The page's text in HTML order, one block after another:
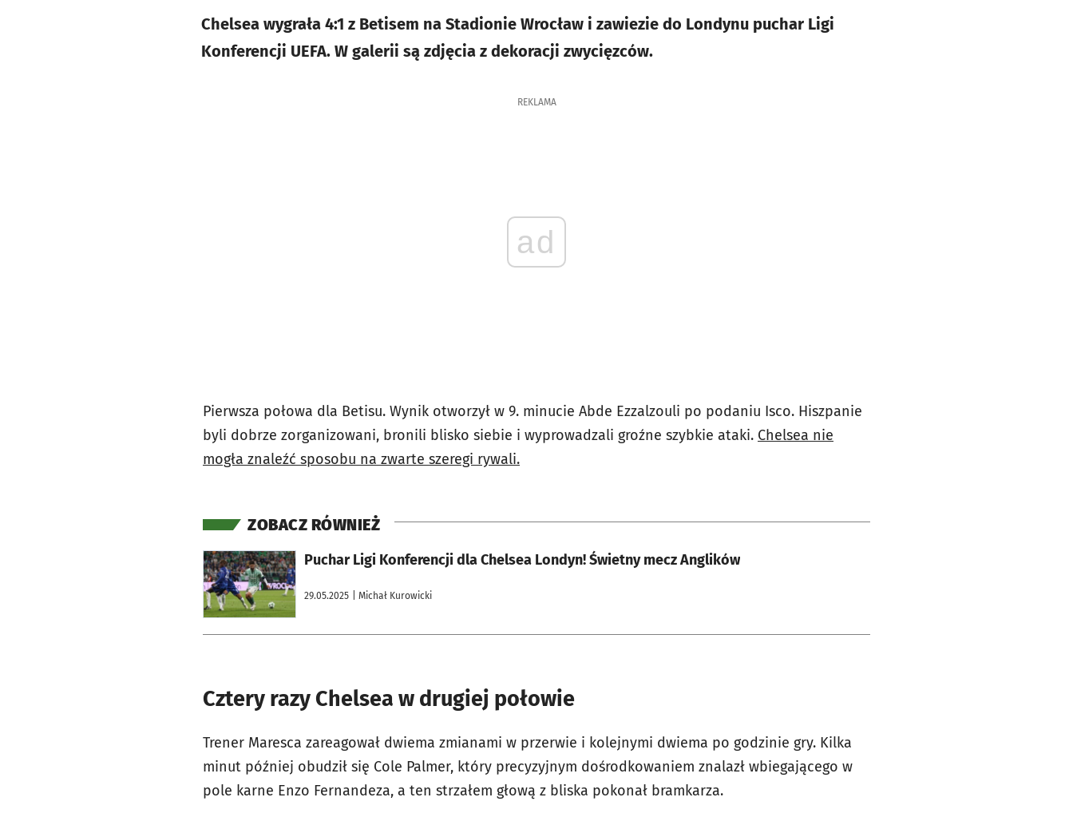
Chelsea wygrała 4:1 z Betisem na Stadionie Wrocław i zawiezie do Londynu puchar Ligi
Konferencji UEFA. W galerii są zdjęcia z dekoracji zwycięzców.
REKLAMA
ad
Pierwsza połowa dla Betisu. Wynik otworzył w 9. minucie Abde Ezzalzouli po podaniu Isco. Hiszpanie
byli dobrze zorganizowani, bronili blisko siebie i wyprowadzali groźne szybkie ataki. Chelsea nie
mogła znaleźć sposobu na zwarte szeregi rywali.
ZOBACZ RÓWNIEŻ
Puchar Ligi Konferencji dla Chelsea Londyn! Świetny mecz Anglików
29.05.2025 | Michał Kurowicki
otworzy się w nowej karcie
Cztery razy Chelsea w drugiej połowie
Trener Maresca zareagował dwiema zmianami w przerwie i kolejnymi dwiema po godzinie gry. Kilka
minut później obudził się Cole Palmer, który precyzyjnym dośrodkowaniem znalazł wbiegającego w
pole karne Enzo Fernandeza, a ten strzałem głową z bliska pokonał bramkarza.